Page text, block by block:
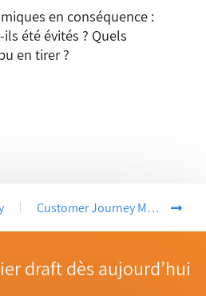
en conséquence :
été évités ? Quels
en tirer ?
Customer Journey Mapping
draft dès aujourd’hui